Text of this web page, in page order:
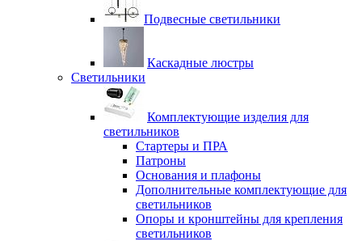
Подвесные светильники
Каскадные люстры
Светильники
Комплектующие изделия для
светильников
Стартеры и ПРА
Патроны
Основания и плафоны
Дополнительные комплектующие для
светильников
Опоры и кронштейны для крепления
светильников